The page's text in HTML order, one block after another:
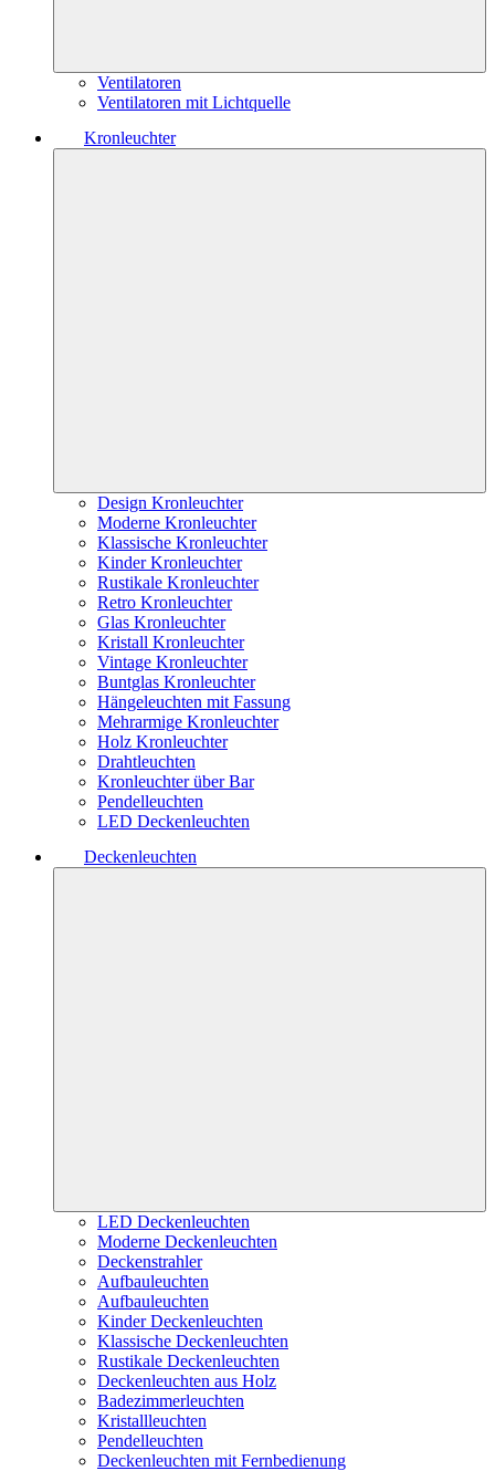
Ventilatoren
Ventilatoren mit Lichtquelle
Kronleuchter
Design Kronleuchter
Moderne Kronleuchter
Klassische Kronleuchter
Kinder Kronleuchter
Rustikale Kronleuchter
Retro Kronleuchter
Glas Kronleuchter
Kristall Kronleuchter
Vintage Kronleuchter
Buntglas Kronleuchter
Hängeleuchten mit Fassung
Mehrarmige Kronleuchter
Holz Kronleuchter
Drahtleuchten
Kronleuchter über Bar
Pendelleuchten
LED Deckenleuchten
Deckenleuchten
LED Deckenleuchten
Moderne Deckenleuchten
Deckenstrahler
Aufbauleuchten
Aufbauleuchten
Kinder Deckenleuchten
Klassische Deckenleuchten
Rustikale Deckenleuchten
Deckenleuchten aus Holz
Badezimmerleuchten
Kristallleuchten
Pendelleuchten
Deckenleuchten mit Fernbedienung